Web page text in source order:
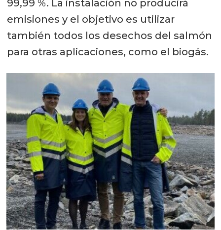
99,99 %. La instalación no producirá
emisiones y el objetivo es utilizar
también todos los desechos del salmón
para otras aplicaciones, como el biogás.